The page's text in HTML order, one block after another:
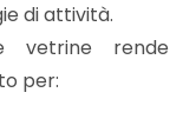
di attività.
vetrine rende
per: